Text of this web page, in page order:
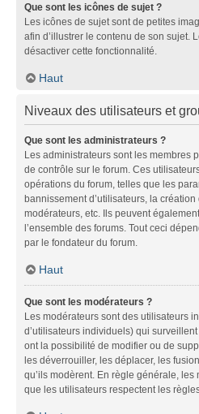
Que sont les icônes de sujet ?
Les icônes de sujet sont de petites
afin d’illustrer le contenu de son sujet.
désactiver cette fonctionnalité.
Haut
Niveaux des utilisateurs et
Que sont les administrateurs ?
Les administrateurs sont les membres
de contrôle sur le forum. Ces
opérations du forum, telles que les
bannissement d’utilisateurs, la
modérateurs, etc. Ils peuvent
l’ensemble des forums. Tout ceci
par le fondateur du forum.
Haut
Que sont les modérateurs ?
Les modérateurs sont des utilisateurs
d’utilisateurs individuels) qui
ont la possibilité de modifier ou de
les déverrouiller, les déplacer, les
qu’ils modèrent. En règle générale,
que les utilisateurs respectent les